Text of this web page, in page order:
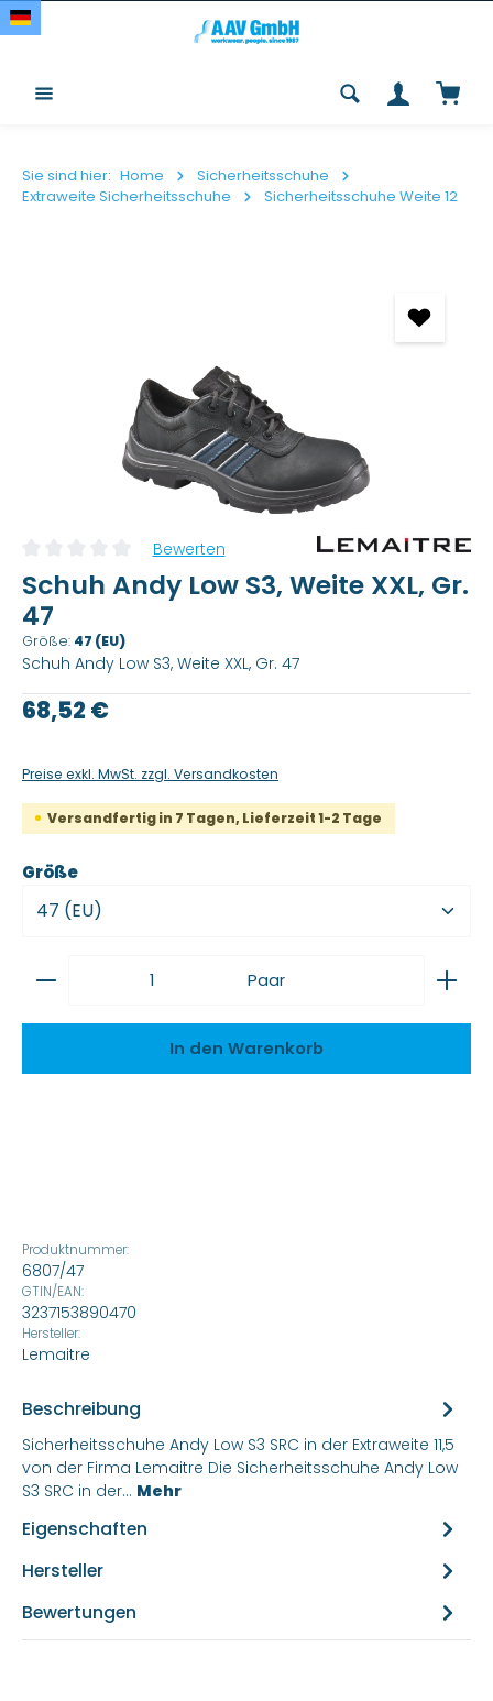
Zum Hauptinhalt springen
Sie sind hier: Home
Sicherheitsschuhe
Extraweite Sicherheitsschuhe
Sicherheitsschuhe Weite 12
Durchschnittliche Bewertung von 0 von 5 Sternen
Bewerten
Schuh Andy Low S3, Weite XXL, Gr.
47
Größe: 47 (EU)
Schuh Andy Low S3, Weite XXL, Gr. 47
Regulärer Preis:
68,52 €
Preise exkl. MwSt. zzgl. Versandkosten
Versandfertig in 7 Tagen, Lieferzeit 1-2 Tage
Größeauswählen
Produkt Anzahl: Gib den gewünschten Wert
Paar
In den Warenkorb
Produktnummer:
6807/47
GTIN/EAN:
3237153890470
Hersteller:
Lemaitre
Beschreibung
Sicherheitsschuhe Andy Low S3 SRC in der Extraweite 11,5
von der Firma Lemaitre Die Sicherheitsschuhe Andy Low
S3 SRC in der… Mehr
Eigenschaften
Hersteller
Bewertungen